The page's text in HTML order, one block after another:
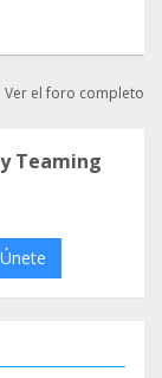
Ver el foro completo
Teaming
Únete